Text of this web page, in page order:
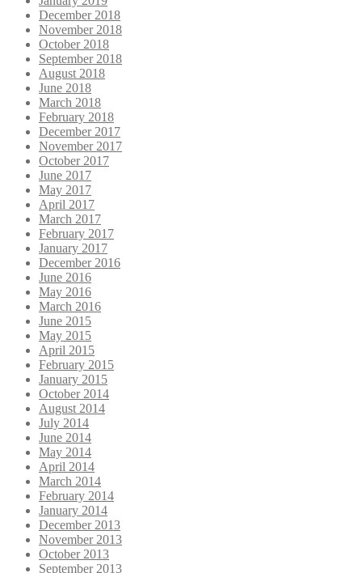
December 2018
November 2018
October 2018
September 2018
August 2018
June 2018
March 2018
February 2018
December 2017
November 2017
October 2017
June 2017
May 2017
April 2017
March 2017
February 2017
January 2017
December 2016
June 2016
May 2016
March 2016
June 2015
May 2015
April 2015
February 2015
January 2015
October 2014
August 2014
July 2014
June 2014
May 2014
April 2014
March 2014
February 2014
January 2014
December 2013
November 2013
October 2013
September 2013